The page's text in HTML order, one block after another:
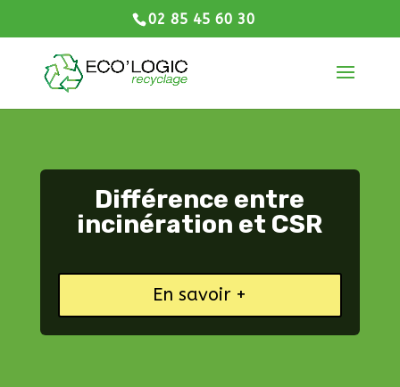
02 85 45 60 30
Différence entre
incinération et CSR
En savoir +